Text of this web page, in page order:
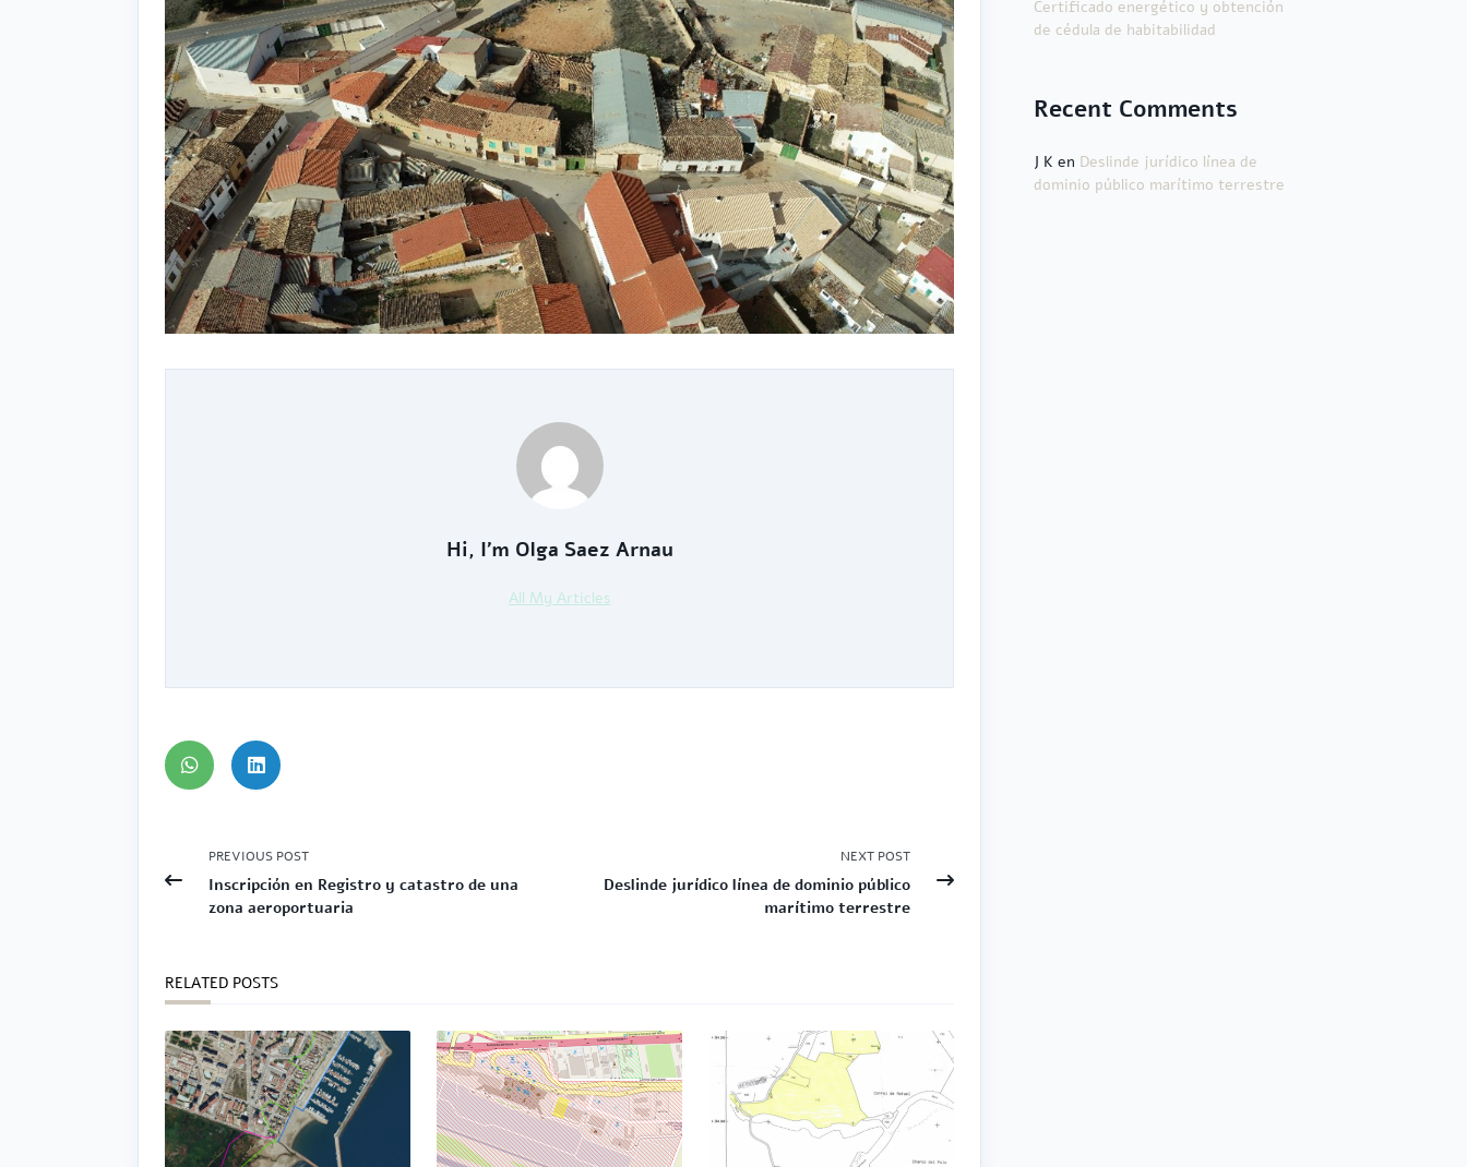
Hi, I’m Olga Saez Arnau
All My Articles
class="nav-
subtitle
text">Page</span>
PREVIOUS POST
Inscripción en Registro y catastro de una
zona aeroportuaria
NEXT POST
Deslinde jurídico línea de dominio público
marítimo terrestre
RELATED POSTS
Certificado energético y obtención
de cédula de habitabilidad
Recent Comments
J K en Deslinde jurídico línea de
dominio público marítimo terrestre